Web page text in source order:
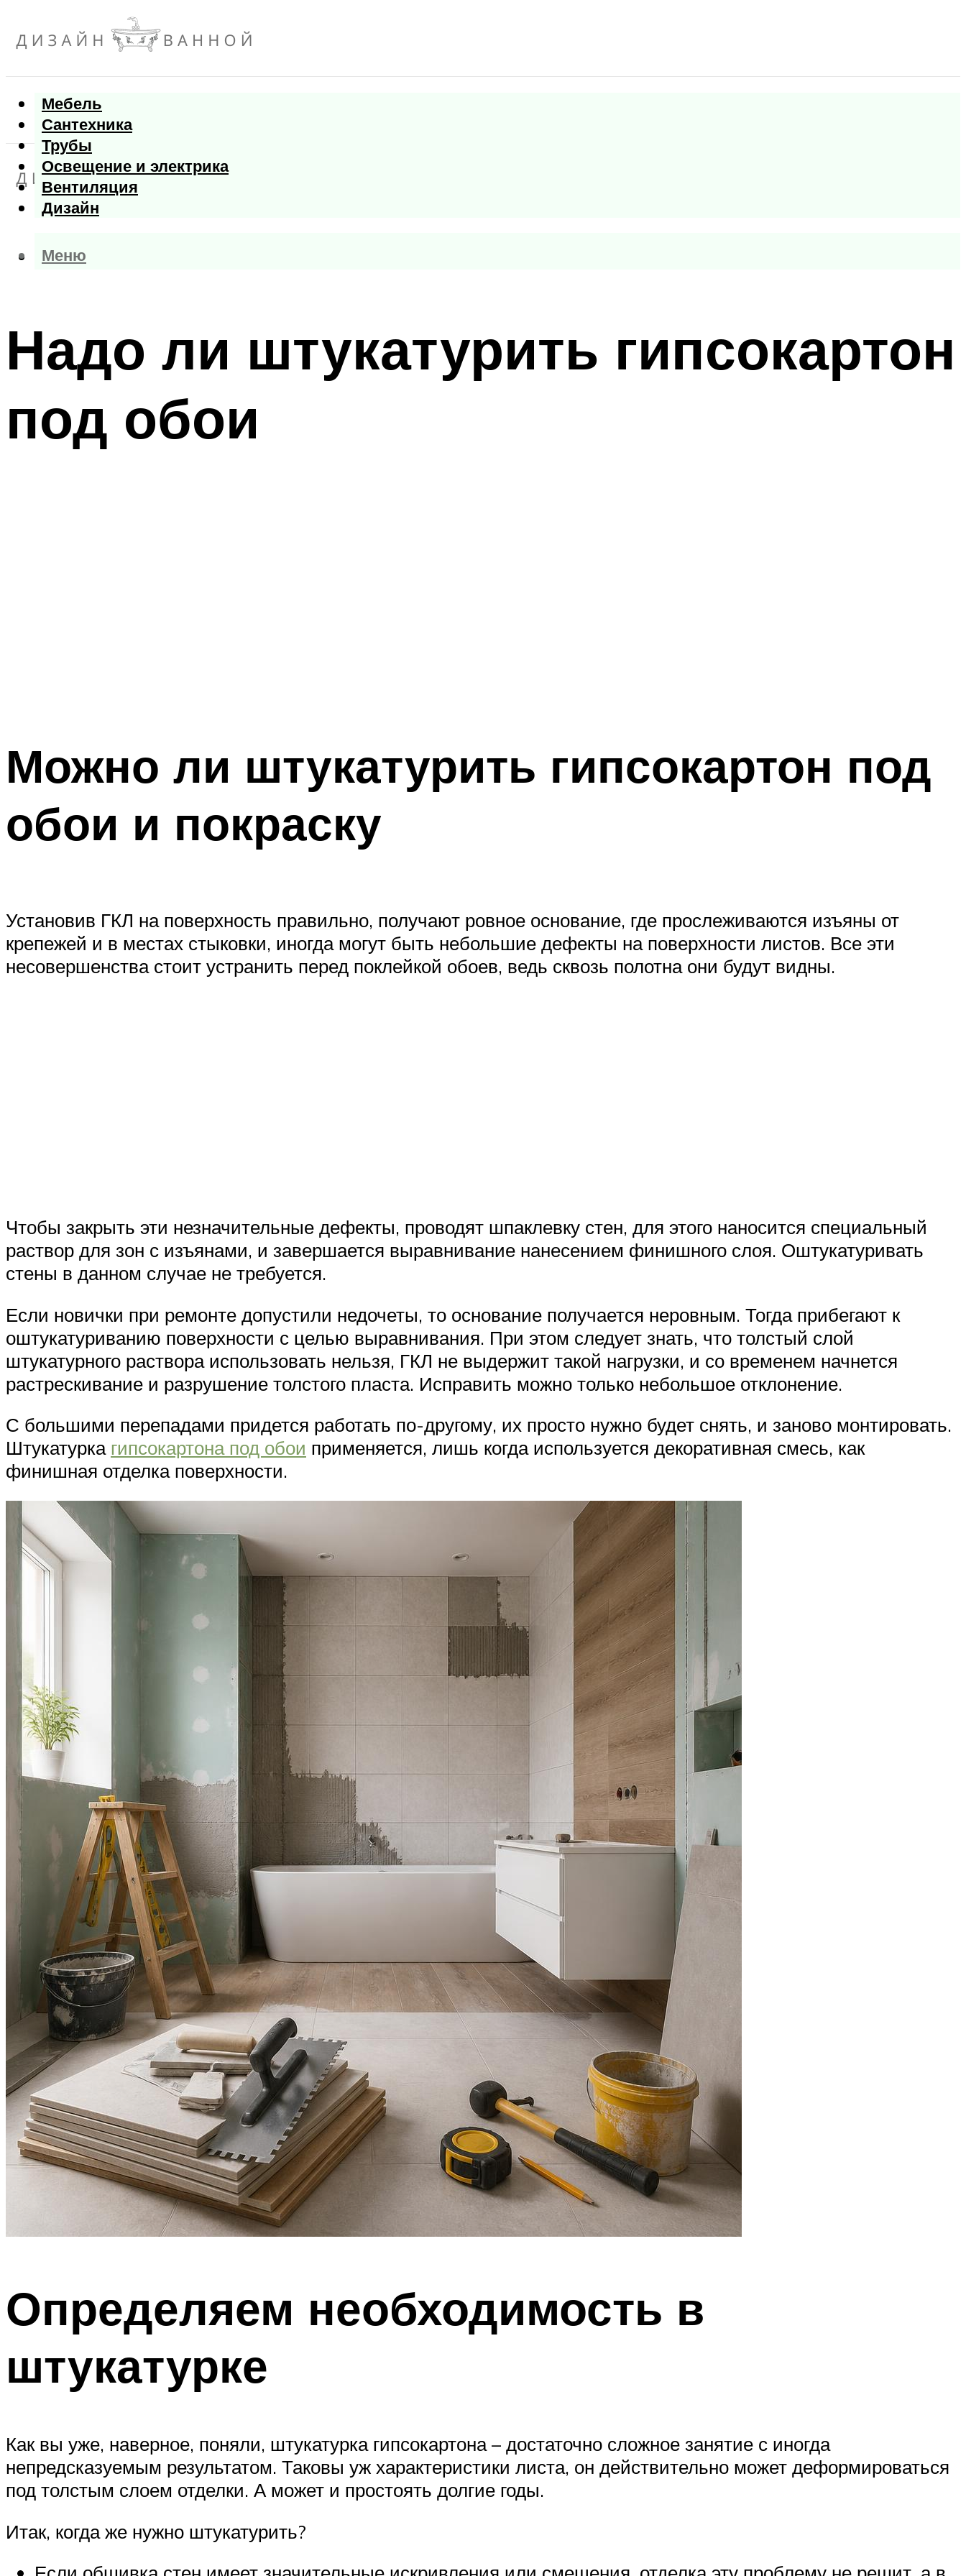
Мебель
Сантехника
Трубы
Освещение и электрика
Вентиляция
Дизайн
Меню
Меню
Надо ли штукатурить гипсокартон
под обои
Можно ли штукатурить гипсокартон под
обои и покраску
Установив ГКЛ на поверхность правильно, получают ровное основание, где прослеживаются изъяны от
крепежей и в местах стыковки, иногда могут быть небольшие дефекты на поверхности листов. Все эти
несовершенства стоит устранить перед поклейкой обоев, ведь сквозь полотна они будут видны.
Чтобы закрыть эти незначительные дефекты, проводят шпаклевку стен, для этого наносится специальный
раствор для зон с изъянами, и завершается выравнивание нанесением финишного слоя. Оштукатуривать
стены в данном случае не требуется.
Если новички при ремонте допустили недочеты, то основание получается неровным. Тогда прибегают к
оштукатуриванию поверхности с целью выравнивания. При этом следует знать, что толстый слой
штукатурного раствора использовать нельзя, ГКЛ не выдержит такой нагрузки, и со временем начнется
растрескивание и разрушение толстого пласта. Исправить можно только небольшое отклонение.
С большими перепадами придется работать по-другому, их просто нужно будет снять, и заново монтировать.
Штукатурка гипсокартона под обои применяется, лишь когда используется декоративная смесь, как
финишная отделка поверхности.
Определяем необходимость в
штукатурке
Как вы уже, наверное, поняли, штукатурка гипсокартона – достаточно сложное занятие с иногда
непредсказуемым результатом. Таковы уж характеристики листа, он действительно может деформироваться
под толстым слоем отделки. А может и простоять долгие годы.
Итак, когда же нужно штукатурить?